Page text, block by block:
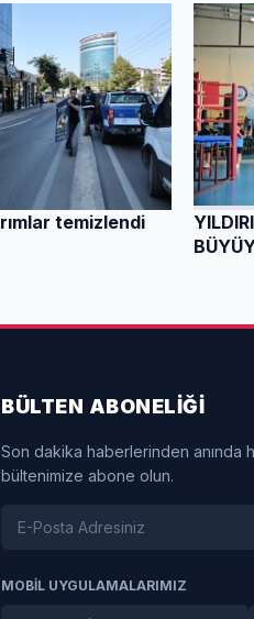
temizlendi
BÜLTEN ABONELİĞİ
Son dakika haberlerinden anında
bültenimize abone olun.
MOBİL UYGULAMALARIMIZ